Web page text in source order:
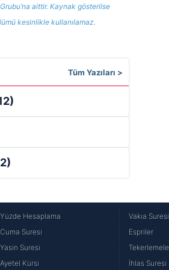
aittir. Kaynak gösterilse
kesinlikle kullanılamaz.
Tüm Yazıları >
Yüzde Hesaplama
Cuma Suresi
Yasin Suresi
Ayetel Kürsi
Vakıa Suresi
Espriler
İhlas Suresi